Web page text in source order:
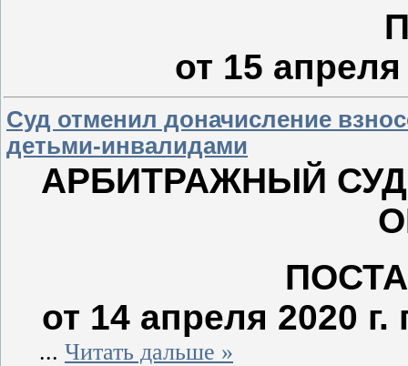
от 15
Суд отменил доначисление
детьми-инвалидами
АРБИТРАЖНЫЙ
от 14 апреля 2020
... Читать дальше »